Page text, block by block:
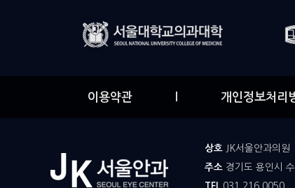
이용약관 개인정보처리
상호 JK서울안과의
주소 경기도 용인시
TEL
031.216.0050